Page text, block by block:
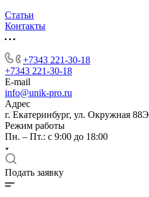
Статьи
Контакты
+7343 221-30-18
+7343 221-30-18
E-mail
info@unik-pro.ru
Адрес
г. Екатеринбург, ул. Окружная 88Э
Режим работы
Пн. – Пт.: с 9:00 до 18:00
Подать заявку